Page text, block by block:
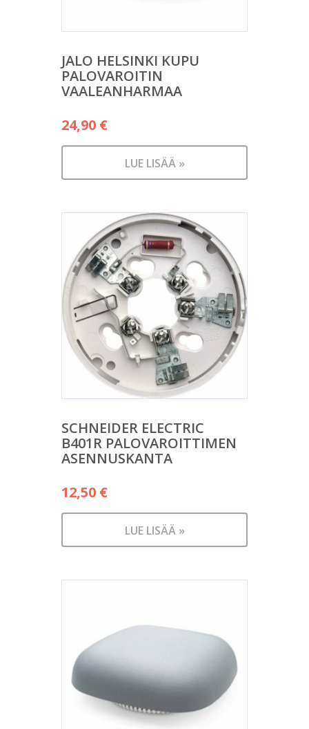
JALO HELSINKI KUPU
PALOVAROITIN
VAALEANHARMAA
24,90 €
LUE LISÄÄ »
SCHNEIDER ELECTRIC
B401R PALOVAROITTIMEN
ASENNUSKANTA
12,50 €
LUE LISÄÄ »